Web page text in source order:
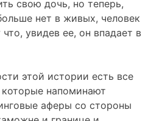
свою дочь, но теперь,
нет в живых, человек
увидев ее, он впадает в
этой истории есть все
напоминают
аферы со стороны